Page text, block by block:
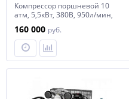
Компрессор поршневой 10
атм, 5,5кВт, 380В, 950л/мин,
500л СОРОКИН
160 000 руб.